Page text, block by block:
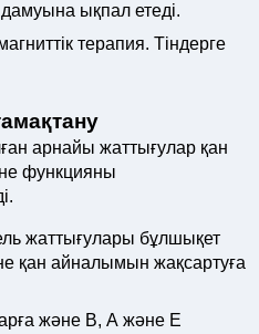
ықпал етеді.
терапия. Тіндерге
арнайы жаттығулар қан
функцияны
жаттығулары бұлшықет
қан айналымын жақсартуға
және В, А және Е